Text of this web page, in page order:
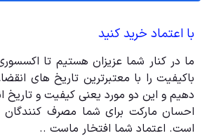
با اعتماد خرید کنید
ما در کنار شما عزیزان هستیم تا
باکیفیت را با معتبرترین تاریخ های
دهیم و این دو مورد یعنی کیفیت و تاریخ
احسان مارکت برای شما مصرف
است. اعتماد شما افتخار ماست ..